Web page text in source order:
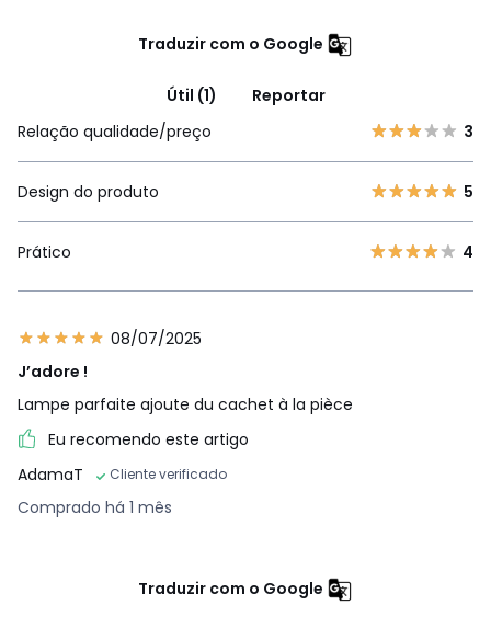
Traduzir com o Google
Útil (1)
Reportar
Relação qualidade/preço
3
Design do produto 5
Prático 4
08/07/2025
J’adore !
Lampe parfaite ajoute du cachet à la pièce
Eu recomendo este artigo
AdamaT
Cliente verificado
Comprado há 1 mês
Traduzir com o Google